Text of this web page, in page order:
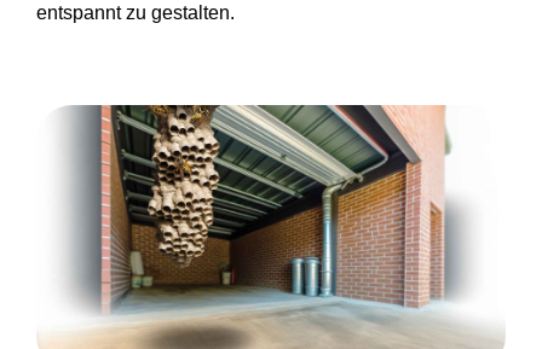
entspannt zu gestalten.